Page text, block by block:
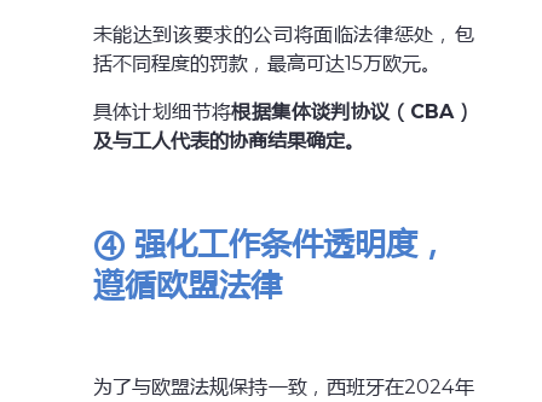
未能达到该要求的公司将面临法律惩处，包
括不同程度的罚款，最高可达15万欧元。
具体计划细节将根据集体谈判协议（CBA）
及与工人代表的协商结果确定。
④ 强化工作条件透明度，
遵循欧盟法律
为了与欧盟法规保持一致，西班牙在2024年